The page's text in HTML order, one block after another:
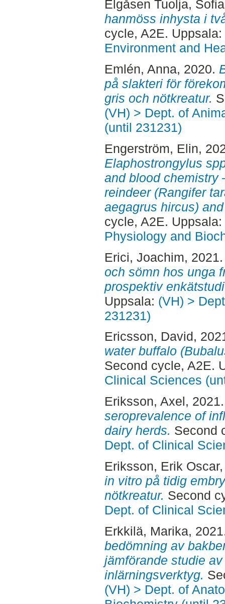
Elgåsen Tuolja, Sofia
hanmöss inhysta i
cycle, A2E. Uppsala:
Environment and
Emlén, Anna, 2020.
på slakteri för
gris och nötkreatur.
(VH) > Dept. of
(until 231231)
Engerström, Elin,
Elaphostrongylus
and blood chemistry
reindeer (Rangifer
aegagrus hircus)
cycle, A2E. Uppsala:
Physiology and
Erici, Joachim,
och sömn hos unga
prospektiv
Uppsala: (VH) >
231231)
Ericsson, David,
water buffalo
Second cycle, A2E.
Clinical Sciences
Eriksson, Axel,
seroprevalence of
dairy herds. Second
Dept. of Clinical
Eriksson, Erik Oscar
in vitro på tidig
nötkreatur. Second
Dept. of Clinical
Erkkilä, Marika,
bedömning av
jämförande studie
inlärningsverktyg.
(VH) > Dept. of